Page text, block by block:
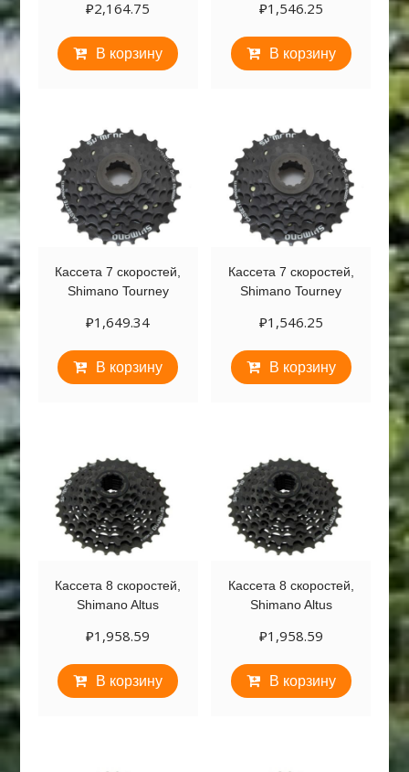
₽2,164.75
В корзину
₽1,546.25
В корзину
Кассета 7 скоростей,
Shimano Tourney
₽1,649.34
В корзину
Кассета 7 скоростей,
Shimano Tourney
₽1,546.25
В корзину
Кассета 8 скоростей,
Shimano Altus
₽1,958.59
В корзину
Кассета 8 скоростей,
Shimano Altus
₽1,958.59
В корзину